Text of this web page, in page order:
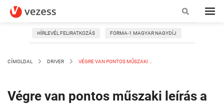
HÍRLEVÉL FELIRATKOZÁS FORMA-1 MAGYAR NAGYDÍJ
CÍMOLDAL DRIVER VÉGRE VAN PONTOS MŰSZAKI...
Végre van pontos műszaki leírás a